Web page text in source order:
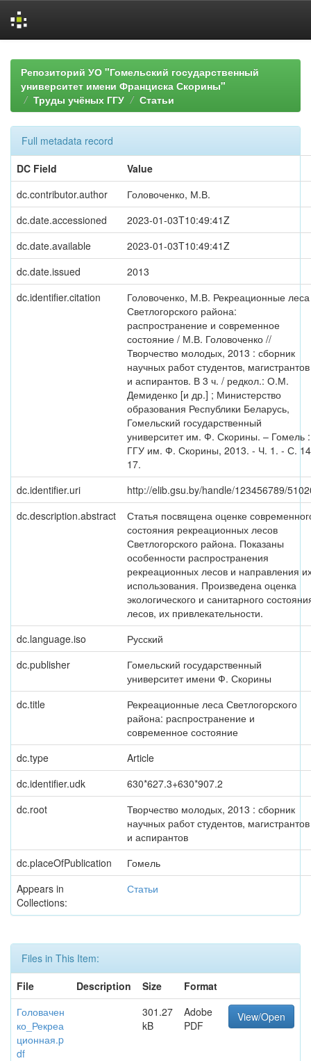
navigationРепозиторий УО "Гомельский государственный
университет имени Франциска Скорины"
Труды учёных ГГУ
Статьи
Full metadata record
DC Field
Value
dc.contributor.author
Головоченко, М.В.
dc.date.accessioned
2023-01-03T10:49:41Z
dc.date.available
2023-01-03T10:49:41Z
dc.date.issued
2013
dc.identifier.citation
Головоченко, М.В. Рекреационные леса
Светлогорского района:
распространение и современное
состояние / М.В. Головоченко //
Творчество молодых, 2013 : сборник
научных работ студентов, магистрантов
и аспирантов. В 3 ч. / редкол.: О.М.
Демиденко [и др.] ; Министерство
образования Республики Беларусь,
Гомельский государственный
университет им. Ф. Скорины. – Гомель :
ГГУ им. Ф. Скорины, 2013. - Ч. 1. - С.
17.
dc.identifier.uri
http://elib.gsu.by/handle/123456789/
dc.description.abstract
Статья посвящена оценке
состояния рекреационных лесов
Светлогорского района. Показаны
особенности распространения
рекреационных лесов и направления
использования. Произведена оценка
экологического и санитарного
лесов, их привлекательности.
dc.language.iso
Русский
dc.publisher
Гомельский государственный
университет имени Ф. Скорины
dc.title
Рекреационные леса Светлогорского
района: распространение и
современное состояние
dc.type
Article
dc.identifier.udk
630*627.3+630*907.2
dc.root
Творчество молодых, 2013 : сборник
научных работ студентов, магистрантов
и аспирантов
dc.placeOfPublication
Гомель
Appears in
Collections:
Статьи
Files in This Item:
File
Description Size
Format
Головачен
ко_Рекреа
ционная.p
df
301.27
kB
Adobe
PDF
View/Open